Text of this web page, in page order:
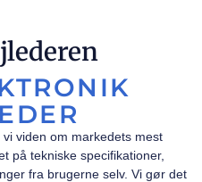
viden om markedets mest
på tekniske specifikationer,
fra brugerne selv. Vi gør det